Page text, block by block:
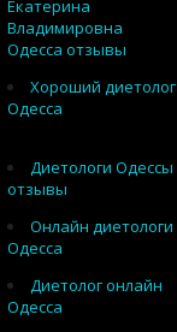
Екатерина
Владимировна
Одесса отзывы
Хороший диетолог
Одесса
Диетологи Одессы
отзывы
Онлайн диетологи
Одесса
Диетолог онлайн
Одесса